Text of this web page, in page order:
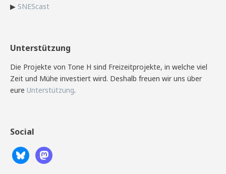
▶ SNEScast
Unterstützung
Die Projekte von Tone H sind Freizeitprojekte, in welche viel
Zeit und Mühe investiert wird. Deshalb freuen wir uns über
eure Unterstützung.
Social